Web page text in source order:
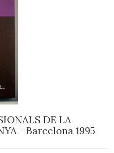
DE LA
- Barcelona 1995